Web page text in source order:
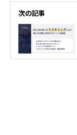
次の記事